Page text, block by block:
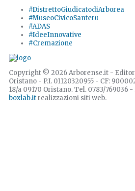
#DistrettoGiudicatodiArborea
#MuseoCivicoSanteru
#ADAS
#IdeeInnovative
#Cremazione
Copyright © 2026 Arborense.it -
Oristano - P.I. 01120320955 - CF:
18/a 09170 Oristano. Tel. 0783/769036
boxlab.itrealizzazioni siti web.